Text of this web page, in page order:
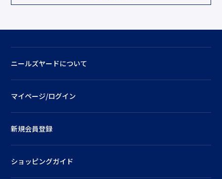
ニールズヤードについて
マイページ/ログイン
新規会員登録
ショッピングガイド